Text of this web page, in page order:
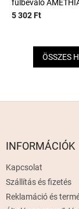
fülbevaló
5 302 Ft
ÖSSZES
INFORMÁCIÓK
Kapcsolat
Szállítás és fizetés
Reklamáció és